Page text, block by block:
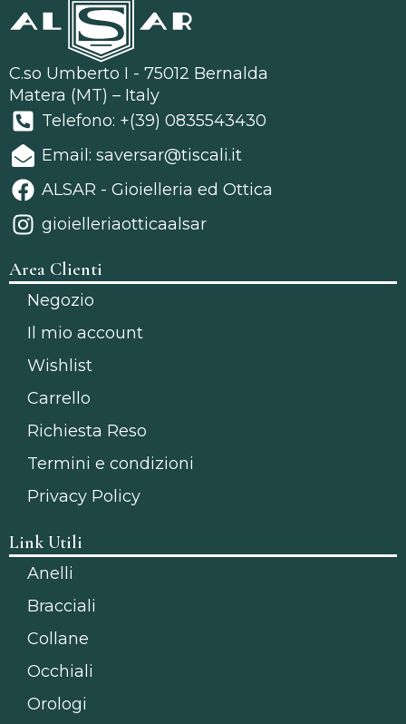
C.so Umberto I - 75012 Bernalda
Matera (MT) – Italy
Telefono: +(39) 0835543430
Email: saversar@tiscali.it
ALSAR - Gioielleria ed Ottica
gioielleriaotticaalsar
Area Clienti
Negozio
Il mio account
Wishlist
Carrello
Richiesta Reso
Termini e condizioni
Privacy Policy
Link Utili
Anelli
Bracciali
Collane
Occhiali
Orologi